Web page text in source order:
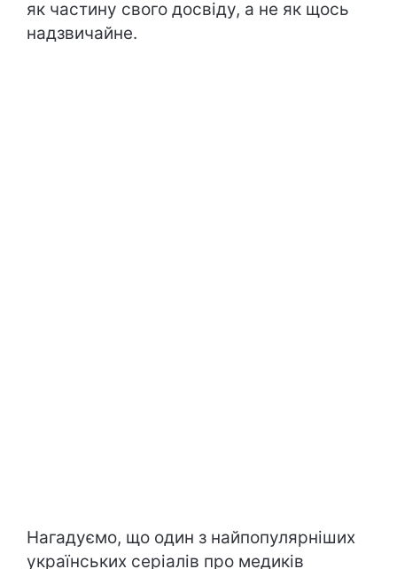
як частину свого досвіду, а не як щось
надзвичайне.
Нагадуємо, що один з найпопулярніших
українських серіалів про медиків